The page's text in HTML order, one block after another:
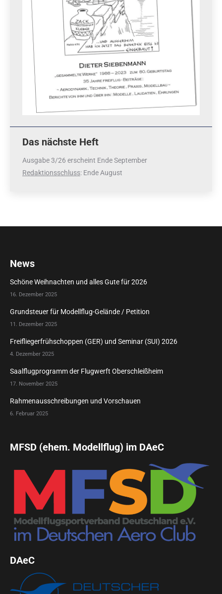
Das nächste Heft
Ausgabe 3/26 erscheint Ende September
Redaktionsschluss: Ende August
News
Schöne Weihnachten und alles Gute für 2026
16. Dezember 2025
Grundsteuer für Modellflug-Gelände / Petition
11. Dezember 2025
Freifliegerfrühschoppen (GER) und Seminar (SUI) 2026
4. Dezember 2025
Saalflugprogramm der Flugwerft Oberschleißheim
17. November 2025
Rahmenausschreibungen und Vorschauen
6. Februar 2025
MFSD (ehem. Modellflug) im DAeC
DAeC